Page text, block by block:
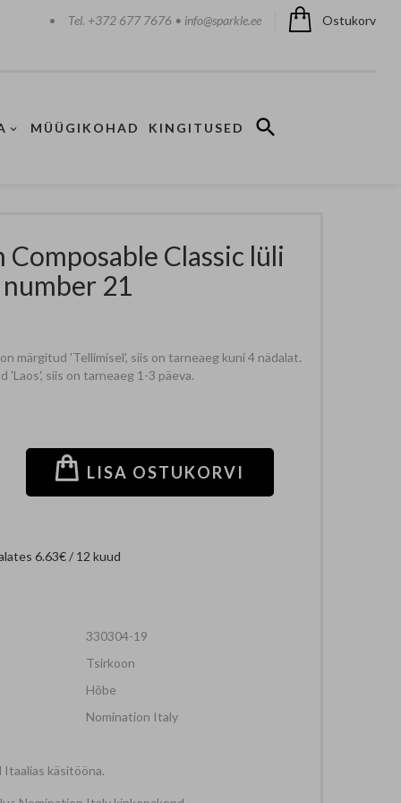
Ostukorv
Tel. +372 677 7676 • info@sparkle.ee
MÜÜGIKOHAD KINGITUSED
Classic lüli
21
märgitud 'Tellimisel', siis on tarneaeg kuni 4 nädalat.
'Laos', siis on tarneaeg 1-3 päeva.
LISA OSTUKORVI
6.63€ / 12 kuud
330304-19
Tsirkoon
Hõbe
Nomination Italy
käsitööna.